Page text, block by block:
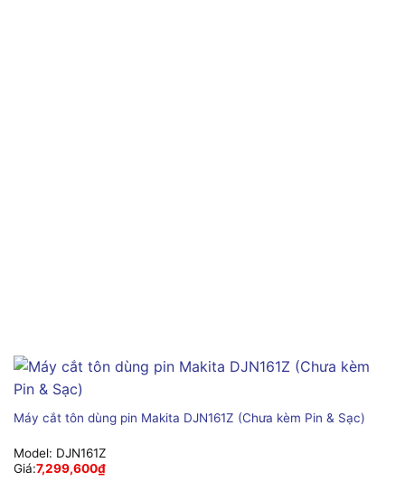
Máy cắt tôn dùng pin Makita DJN161Z (Chưa kèm Pin & Sạc)
Model: DJN161Z
Giá:7,299,600₫